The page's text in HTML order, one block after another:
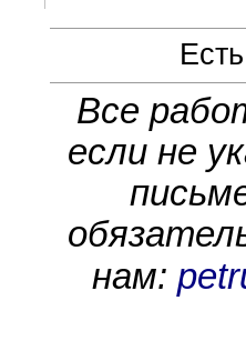
Все
если не
нам: